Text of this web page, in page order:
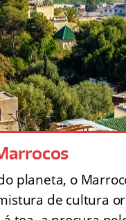
planeta, o
de cultura